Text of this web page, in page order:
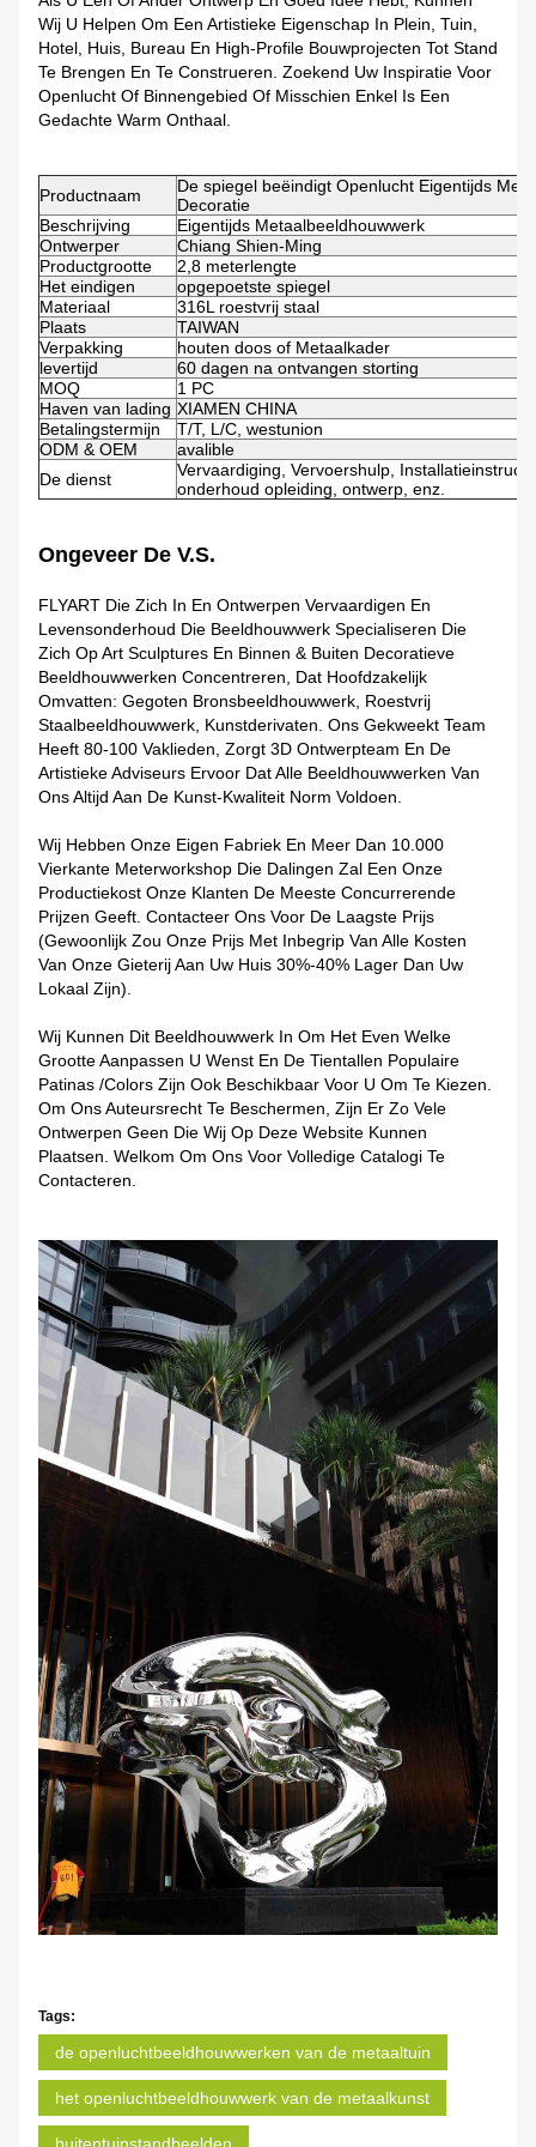
Wij U Helpen Om Een Artistieke Eigenschap In Plein, Tuin,
Hotel, Huis, Bureau En High-Profile Bouwprojecten Tot Stand
Te Brengen En Te Construeren. Zoekend Uw Inspiratie Voor
Openlucht Of Binnengebied Of Misschien Enkel Is Een
Gedachte Warm Onthaal.
Productnaam
De spiegel beëindigt Openlucht Eigentijds
Decoratie
Beschrijving
Eigentijds Metaalbeeldhouwwerk
Ontwerper
Chiang Shien-Ming
Productgrootte
2,8 meterlengte
Het eindigen
opgepoetste spiegel
Materiaal
316L roestvrij staal
Plaats
TAIWAN
Verpakking
houten doos of Metaalkader
levertijd
60 dagen na ontvangen storting
MOQ
1 PC
Haven van lading XIAMEN CHINA
Betalingstermijn
T/T, L/C, westunion
ODM & OEM
avalible
De dienst
Vervaardiging, Vervoershulp,
onderhoud opleiding, ontwerp, enz.
Ongeveer De V.S.
FLYART Die Zich In En Ontwerpen Vervaardigen En
Levensonderhoud Die Beeldhouwwerk Specialiseren Die
Zich Op Art Sculptures En Binnen & Buiten Decoratieve
Beeldhouwwerken Concentreren, Dat Hoofdzakelijk
Omvatten: Gegoten Bronsbeeldhouwwerk, Roestvrij
Staalbeeldhouwwerk, Kunstderivaten. Ons Gekweekt Team
Heeft 80-100 Vaklieden, Zorgt 3D Ontwerpteam En De
Artistieke Adviseurs Ervoor Dat Alle Beeldhouwwerken Van
Ons Altijd Aan De Kunst-Kwaliteit Norm Voldoen.
Wij Hebben Onze Eigen Fabriek En Meer Dan 10.000
Vierkante Meterworkshop Die Dalingen Zal Een Onze
Productiekost Onze Klanten De Meeste Concurrerende
Prijzen Geeft. Contacteer Ons Voor De Laagste Prijs
(gewoonlijk Zou Onze Prijs Met Inbegrip Van Alle Kosten
Van Onze Gieterij Aan Uw Huis 30%-40% Lager Dan Uw
Lokaal Zijn).
Wij Kunnen Dit Beeldhouwwerk In Om Het Even Welke
Grootte Aanpassen U Wenst En De Tientallen Populaire
Patinas /colors Zijn Ook Beschikbaar Voor U Om Te Kiezen.
Om Ons Auteursrecht Te Beschermen, Zijn Er Zo Vele
Ontwerpen Geen Die Wij Op Deze Website Kunnen
Plaatsen. Welkom Om Ons Voor Volledige Catalogi Te
Contacteren.
Tags:
de openluchtbeeldhouwwerken van de metaaltuin
het openluchtbeeldhouwwerk van de metaalkunst